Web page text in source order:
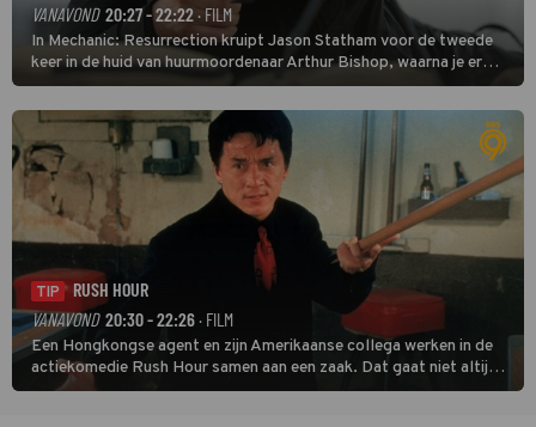
VANAVOND 20:27 - 22:22· FILM
In Mechanic: Resurrection kruipt Jason Statham voor de tweede
keer in de huid van huurmoordenaar Arthur Bishop, waarna je er
donder op kunt zeggen dat er van Bishops geplande pensioen niet
veel terechtkomt.
TIP
RUSH HOUR
VANAVOND 20:30 - 22:26 · FILM
Een Hongkongse agent en zijn Amerikaanse collega werken in de
actiekomedie Rush Hour samen aan een zaak. Dat gaat niet altijd
van een leien dakje.